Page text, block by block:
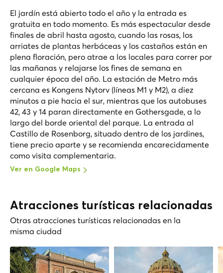
El jardín está abierto todo el año y la entrada es
gratuita en todo momento. Es más espectacular desde
finales de abril hasta agosto, cuando las rosas, los
arriates de plantas herbáceas y los castaños están en
plena floración, pero atrae a los locales para correr por
las mañanas y relajarse los fines de semana en
cualquier época del año. La estación de Metro más
cercana es Kongens Nytorv (líneas M1 y M2), a diez
minutos a pie hacia el sur, mientras que los autobuses
42, 43 y 14 paran directamente en Gothersgade, a lo
largo del borde oriental del parque. La entrada al
Castillo de Rosenborg, situado dentro de los jardines,
tiene precio aparte y se recomienda encarecidamente
como visita complementaria.
Ver en Google Maps
Atracciones turísticas relacionadas
Otras atracciones turísticas relacionadas en la
misma ciudad